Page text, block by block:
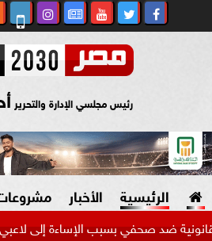
رئيس مجلسي الإدارة والتحرير
الرئيسية الأخبار
ضد صحفي بسبب الإساءة إلى لاعبي...